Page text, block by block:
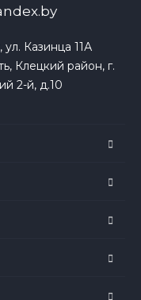
Казинца 11А
Клецкий район, г.
2-й, д.10